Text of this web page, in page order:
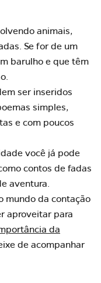
animais,
Se for de um
barulho e que têm
ser inseridos
simples,
e com poucos
você já pode
contos de fadas
aventura.
mundo da contação
aproveitar para
da
de acompanhar